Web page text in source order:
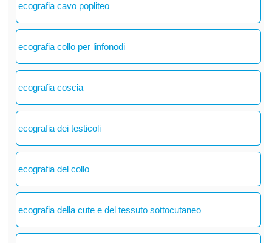
ecografia cavo popliteo
ecografia collo per linfonodi
ecografia coscia
ecografia dei testicoli
ecografia del collo
ecografia della cute e del tessuto sottocutaneo